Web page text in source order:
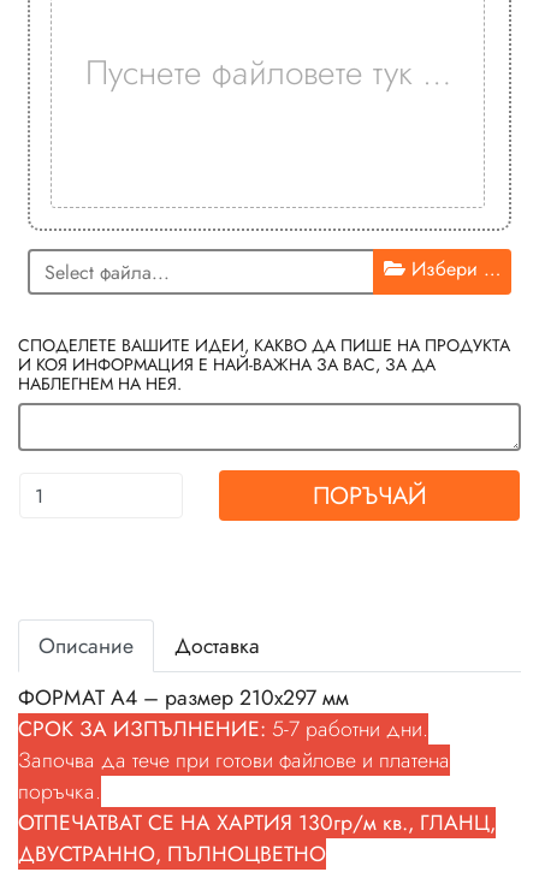
Пуснете файловете тук …
Избери …
СПОДЕЛЕТЕ ВАШИТЕ ИДЕИ, КАКВО ДА ПИШЕ НА ПРОДУКТА
И КОЯ ИНФОРМАЦИЯ Е НАЙ-ВАЖНА ЗА ВАС, ЗА ДА
НАБЛЕГНЕМ НА НЕЯ.
ПОРЪЧАЙ
Описание
Доставка
ФОРМАТ А4 – размер 210х297 мм
СРОК ЗА ИЗПЪЛНЕНИЕ: 5-7 работни дни.
Започва да тече при готови файлове и платена
поръчка.
ОТПЕЧАТВАТ СЕ НА ХАРТИЯ 130гр/м кв., ГЛАНЦ,
ДВУСТРАННО, ПЪЛНОЦВЕТНО